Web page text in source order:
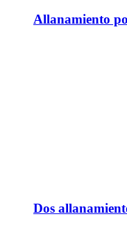
Allanamiento
Dos